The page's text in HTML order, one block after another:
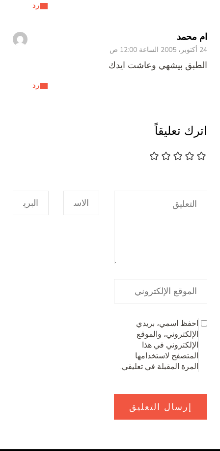
رد
ام محمد
24 أكتوبر، 2005 الساعة 12:00 ص
رد
الطبق بيشهي وعاشت ايدك
اترك تعليقاً
احفظ اسمي، بريدي
الإلكتروني، والموقع
الإلكتروني في هذا
المتصفح لاستخدامها
المرة المقبلة في تعليقي.